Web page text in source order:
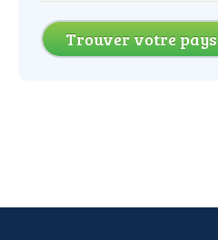
Trouver votre pays